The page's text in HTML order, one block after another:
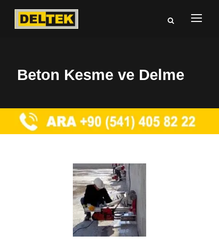
Beton Kesme ve Delme